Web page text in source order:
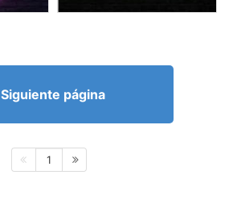
Siguiente página
1